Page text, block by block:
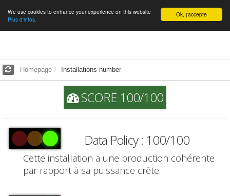
English Ok, j'accepte
We use cookies to enhance your experience on this website
Plus d'infos.
Homepage Installations number
SCORE 100/100
Data Policy : 100/100
Cette installation a une production cohérente
par rapport à sa puissance crête.